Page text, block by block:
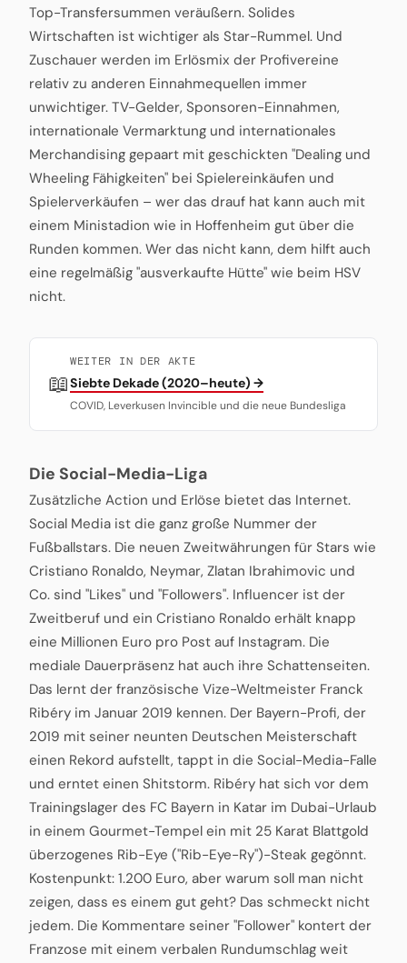
Top-Transfersummen veräußern. Solides
Wirtschaften ist wichtiger als Star-Rummel. Und
Zuschauer werden im Erlösmix der Profivereine
relativ zu anderen Einnahmequellen immer
unwichtiger. TV-Gelder, Sponsoren-Einnahmen,
internationale Vermarktung und internationales
Merchandising gepaart mit geschickten "Dealing und
Wheeling Fähigkeiten" bei Spielereinkäufen und
Spielerverkäufen – wer das drauf hat kann auch mit
einem Ministadion wie in Hoffenheim gut über die
Runden kommen. Wer das nicht kann, dem hilft auch
eine regelmäßig "ausverkaufte Hütte" wie beim HSV
nicht.
📖
WEITER IN DER AKTE
Siebte Dekade (2020–heute) →
COVID, Leverkusen Invincible und die neue Bundesliga
Die Social-Media-Liga
Zusätzliche Action und Erlöse bietet das Internet.
Social Media ist die ganz große Nummer der
Fußballstars. Die neuen Zweitwährungen für Stars wie
Cristiano Ronaldo, Neymar, Zlatan Ibrahimovic und
Co. sind "Likes" und "Followers". Influencer ist der
Zweitberuf und ein Cristiano Ronaldo erhält knapp
eine Millionen Euro pro Post auf Instagram. Die
mediale Dauerpräsenz hat auch ihre Schattenseiten.
Das lernt der französische Vize-Weltmeister Franck
Ribéry im Januar 2019 kennen. Der Bayern-Profi, der
2019 mit seiner neunten Deutschen Meisterschaft
einen Rekord aufstellt, tappt in die Social-Media-Falle
und erntet einen Shitstorm. Ribéry hat sich vor dem
Trainingslager des FC Bayern in Katar im Dubai-Urlaub
in einem Gourmet-Tempel ein mit 25 Karat Blattgold
überzogenes Rib-Eye ("Rib-Eye-Ry")-Steak gegönnt.
Kostenpunkt: 1.200 Euro, aber warum soll man nicht
zeigen, dass es einem gut geht? Das schmeckt nicht
jedem. Die Kommentare seiner "Follower" kontert der
Franzose mit einem verbalen Rundumschlag weit